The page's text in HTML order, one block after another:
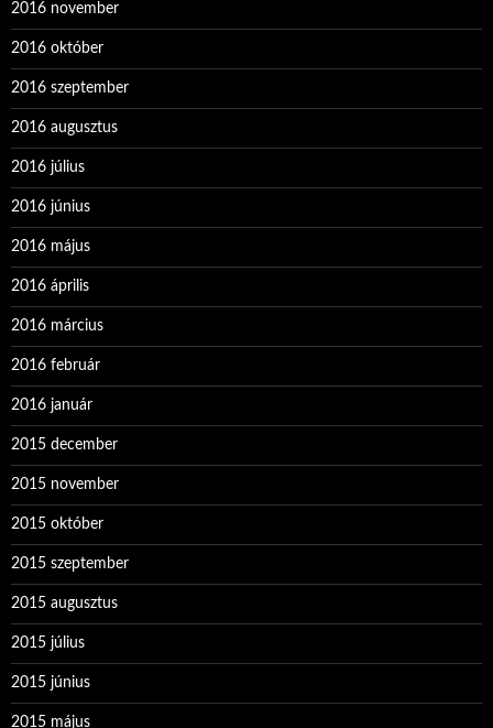
2016 november
2016 október
2016 szeptember
2016 augusztus
2016 július
2016 június
2016 május
2016 április
2016 március
2016 február
2016 január
2015 december
2015 november
2015 október
2015 szeptember
2015 augusztus
2015 július
2015 június
2015 május